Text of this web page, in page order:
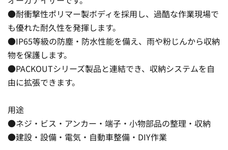
●耐衝撃性ポリマー製ボディを採用し、過酷な作業現場で
も優れた耐久性を発揮します。
●IP65等級の防塵・防水性能を備え、雨や粉じんから収納
物を保護します。
●PACKOUTシリーズ製品と連結でき、収納システムを自
由に拡張できます。
用途
●ネジ・ビス・アンカー・端子・小物部品の整理・収納
●建設・設備・電気・自動車整備・DIY作業